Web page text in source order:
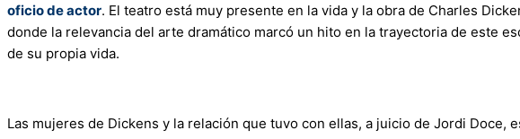
oficio de actor. El teatro está muy presente en la vida y la obra de Charles
donde la relevancia del arte dramático marcó un hito en la trayectoria de este
de su propia vida.
Las mujeres de Dickens y la relación que tuvo con ellas, a juicio de Jordi Doce,